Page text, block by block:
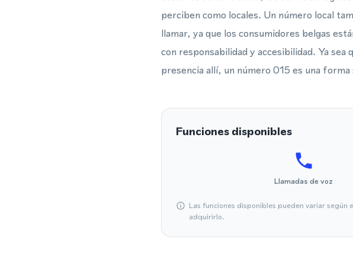
perciben como locales. Un número local
llamar, ya que los consumidores belgas
con responsabilidad y accesibilidad. Ya
presencia allí, un número 015 es una
Funciones disponibles
Llamadas de voz
Las funciones disponibles pueden variar
adquirirlo.